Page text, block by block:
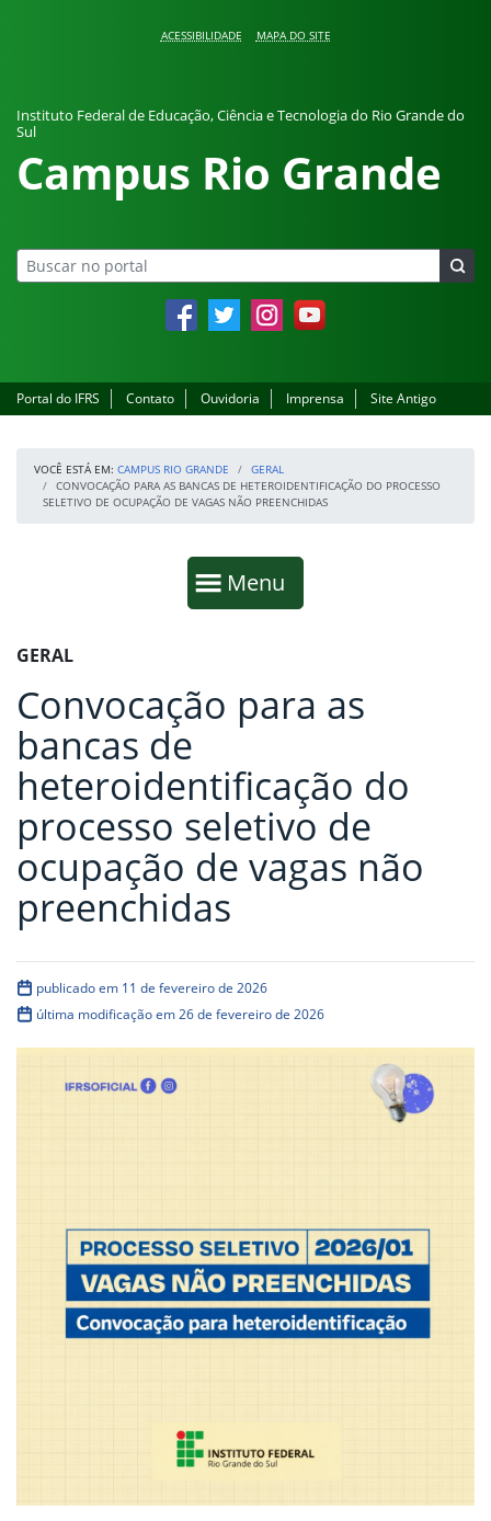
ACESSIBILIDADE MAPA DO SITE
Instituto Federal de Educação, Ciência e Tecnologia do Rio Grande do
Sul
Campus Rio Grande
Facebook Twitter InstagramYouTube
Portal do IFRS Contato Ouvidoria Imprensa Site Antigo
VOCÊ ESTÁ EM: CAMPUS RIO GRANDE
GERAL
CONVOCAÇÃO PARA AS BANCAS DE HETEROIDENTIFICAÇÃO DO PROCESSO
SELETIVO DE OCUPAÇÃO DE VAGAS NÃO PREENCHIDAS
Mostrar
Menu
Fim da navegação
Início do conteúdo
GERAL
Convocação para as
bancas de
heteroidentificação do
processo seletivo de
ocupação de vagas não
preenchidas
publicado em 11 de fevereiro de 2026
última modificação em 26 de fevereiro de 2026